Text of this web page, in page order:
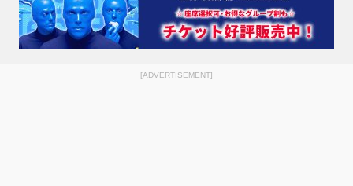
[ADVERTISEMENT]